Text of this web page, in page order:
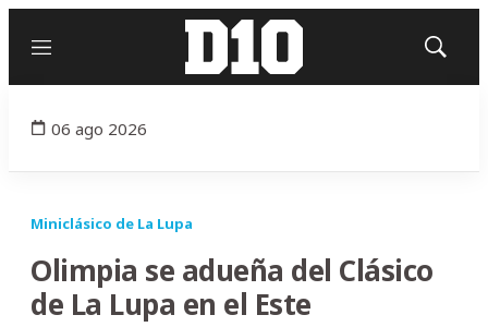
Menú
Mostrar
06 ago 2026
Miniclásico de La Lupa
Olimpia se adueña del Clásico
de La Lupa en el Este